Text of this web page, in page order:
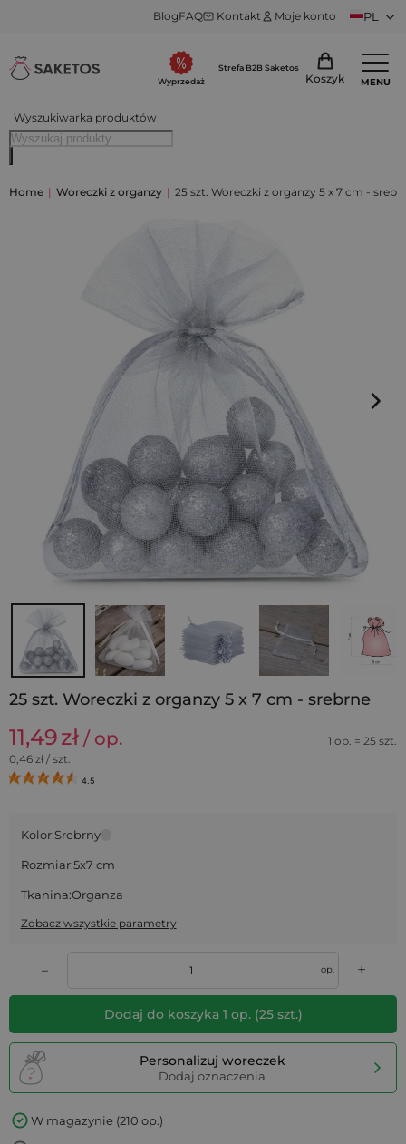
BlogFAQ Kontakt Moje konto PL
Wyszukiwarka produktów
Wyprzedaż
Strefa B2B Saketos
Koszyk MENU
Home | Woreczki z organzy | 25 szt. Woreczki z organzy 5 x 7 cm -
25 szt. Woreczki z organzy 5 x 7 cm - srebrne
11,49zł / op.
1 op. = 25 szt.
0,46 zł / szt.
4.5
Kolor:Srebrny
Rozmiar:5x7 cm
Tkanina:Organza
Zobacz wszystkie parametry
– op. +
Dodaj do koszyka 1 op. (25szt.)
Personalizuj woreczek
Dodaj oznaczenia
W magazynie (210 op.)